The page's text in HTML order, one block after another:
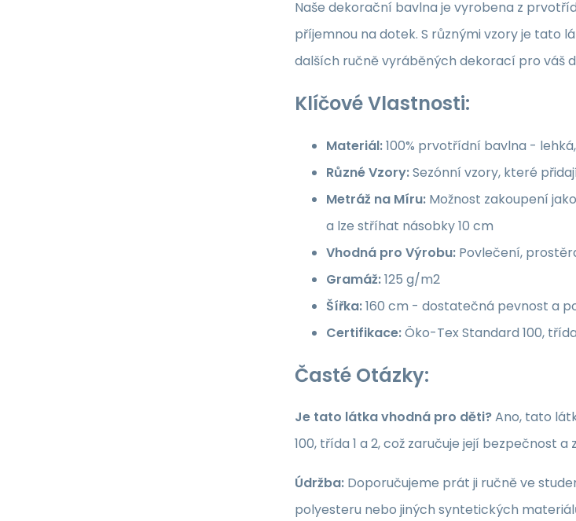
Naše dekorační bavlna je vyrobena z
příjemnou na dotek. S různými vzory je tato
dalších ručně vyráběných dekorací pro váš
Klíčové Vlastnosti:
Materiál:100% prvotřídní bavlna -
Různé Vzory:Sezónní vzory, které
Metráž na Míru: Možnost zakoupení
a lze stříhat násobky 10 cm
Vhodná pro Výrobu: Povlečení,
Gramáž:125 g/m2
Šířka:160 cm - dostatečná pevnost a
Certifikace:Öko-Tex Standard 100,
Časté Otázky:
Je tato látka vhodná pro děti?Ano, tato
100, třída 1 a 2, což zaručuje její bezpečnost
Údržba: Doporučujeme prát ji ručně ve
polyesteru nebo jiných syntetických